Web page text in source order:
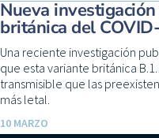
Nueva
británica del
Una reciente investigación
que esta variante británica
transmisible que las
más letal.
10 MARZO